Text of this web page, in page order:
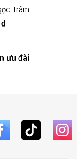
Trâm
₫
ưu đãi